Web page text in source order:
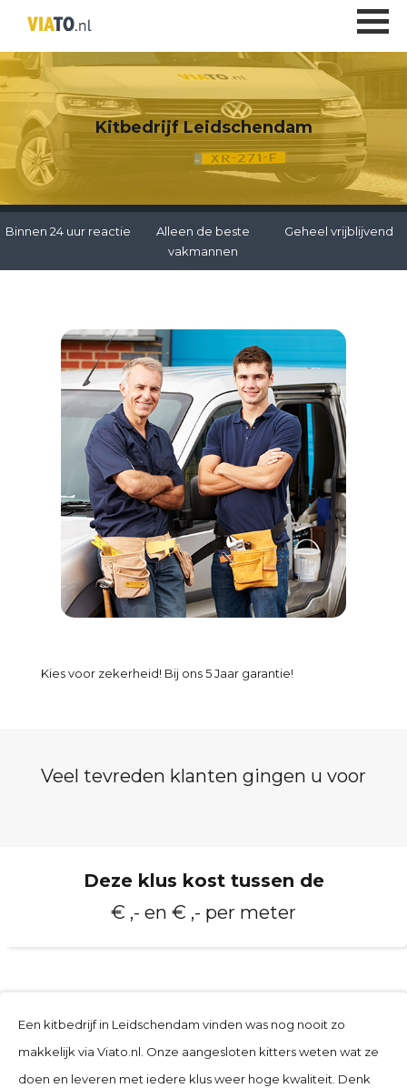
Kitbedrijf Leidschendam
Binnen 24 uur reactie
Alleen de beste
vakmannen
Geheel vrijblijvend
Kies voor zekerheid! Bij ons 5 Jaar garantie!
Veel tevreden klanten gingen u voor
Deze klus kost tussen de
€ ,- en € ,- per meter
Een kitbedrijf in Leidschendam vinden was nog nooit zo
makkelijk via Viato.nl. Onze aangesloten kitters weten wat ze
doen en leveren met iedere klus weer hoge kwaliteit. Denk